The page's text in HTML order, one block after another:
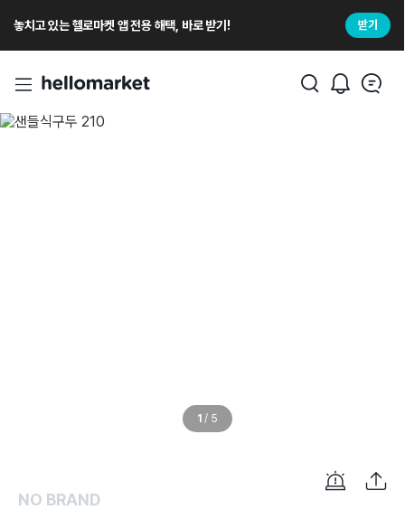
놓치고 있는 헬로마켓 앱 전용 해택, 바로 받기! 받기
1 / 5
NO BRAND